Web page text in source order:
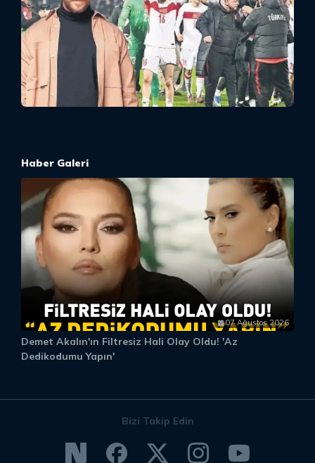
Haber Galeri
07 Ağustos 2026
Demet Akalın'ın Filtresiz Hali Olay Oldu! 'Az
Dedikodumu Yapın'
Bizi Takip Edin